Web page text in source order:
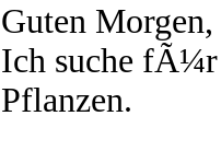
Guten Morgen,
Ich suche fÃ¼r
Pflanzen.